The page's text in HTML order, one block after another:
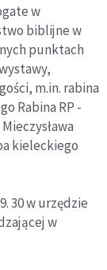
w
biblijne w
punktach
m.in. rabina
Rabina RP -
kieleckiego
30 w urzędzie
w